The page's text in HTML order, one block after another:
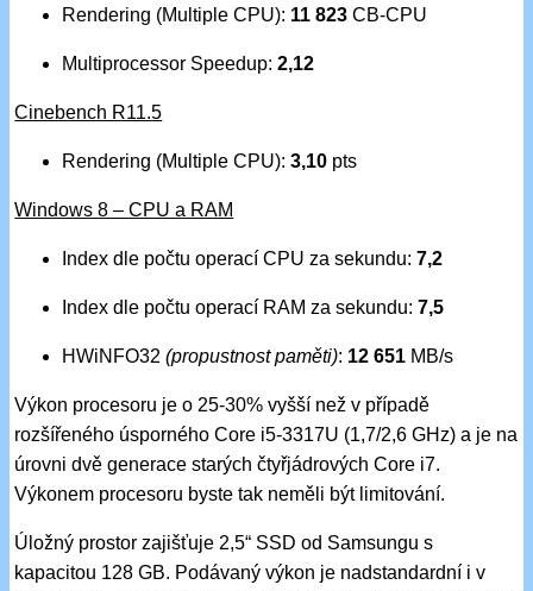
Rendering (Multiple CPU): 11 823 CB-CPU
Multiprocessor Speedup:2,12
Cinebench R11.5
Rendering (Multiple CPU):3,10 pts
Windows 8 – CPU a RAM
Index dle počtu operací CPU za sekundu:7,2
Index dle počtu operací RAM za sekundu:7,5
HWiNFO32(propustnost paměti): 12 651 MB/s
Výkon procesoru je o 25-30% vyšší než v případě
rozšířeného úsporného Core i5-3317U (1,7/2,6 GHz) a je na
úrovni dvě generace starých čtyřjádrových Core i7.
Výkonem procesoru byste tak neměli být limitování.
Úložný prostor zajišťuje 2,5“ SSD od Samsungu s
kapacitou 128 GB. Podávaný výkon je nadstandardní i v